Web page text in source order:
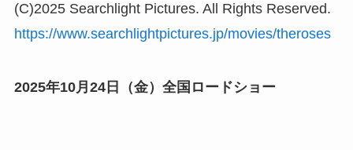
(C)2025 Searchlight Pictures. All Rights Reserved.
https://www.searchlightpictures.jp/movies/theroses
2025年10月24日（金）全国ロードショー